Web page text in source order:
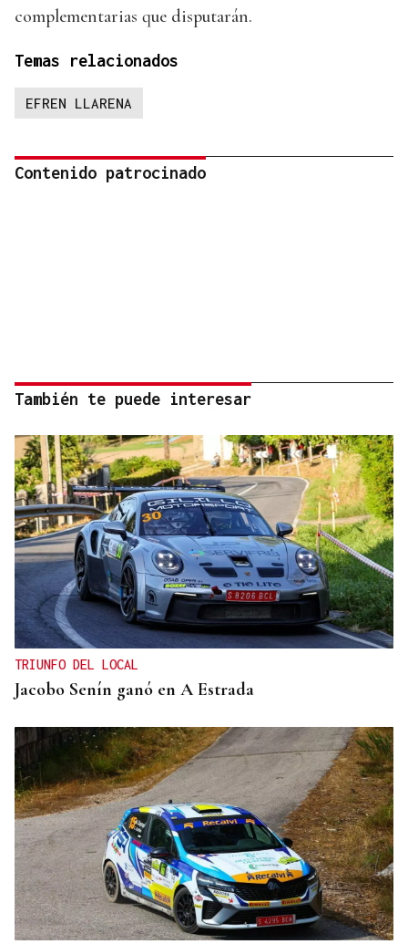
complementarias que disputarán.
Temas relacionados
EFREN LLARENA
Contenido patrocinado
También te puede interesar
TRIUNFO DEL LOCAL
Jacobo Senín ganó en A Estrada